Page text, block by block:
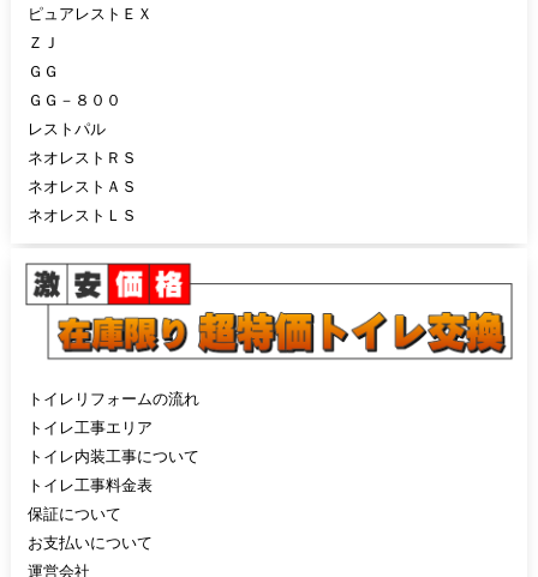
ピュアレストＥＸ
ＺＪ
ＧＧ
ＧＧ－８００
レストパル
ネオレストＲＳ
ネオレストＡＳ
ネオレストＬＳ
トイレリフォームの流れ
トイレ工事エリア
トイレ内装工事について
トイレ工事料金表
保証について
お支払いについて
運営会社